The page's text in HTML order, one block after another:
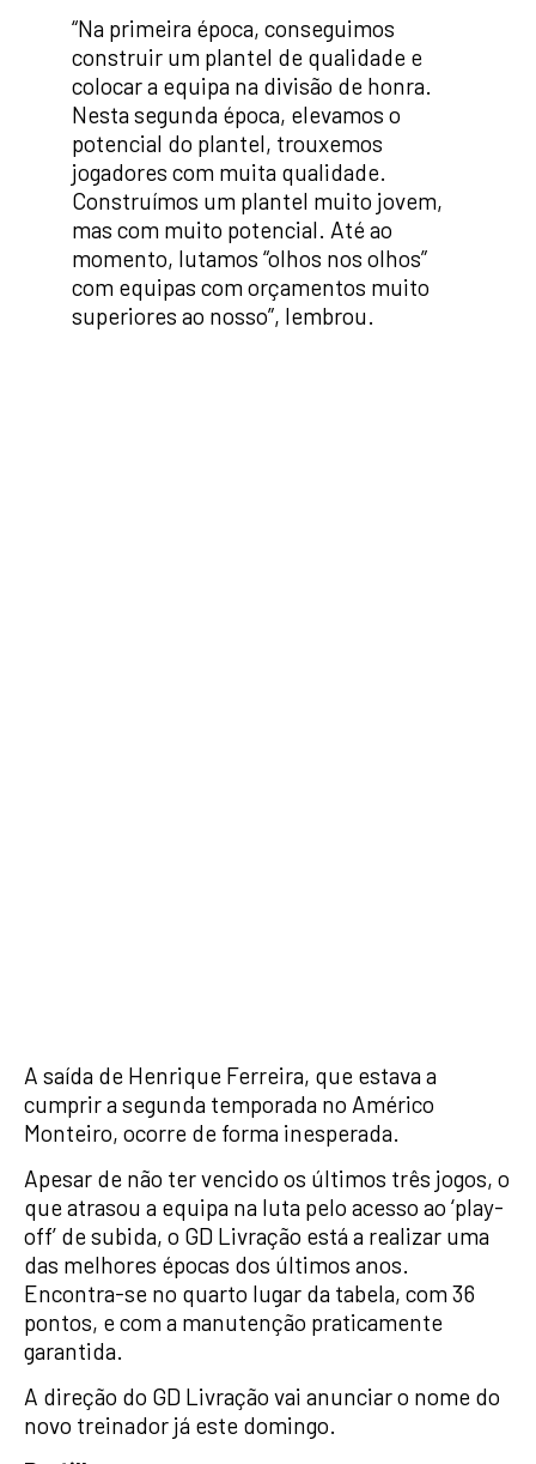
“Na primeira época, conseguimos
construir um plantel de qualidade e
colocar a equipa na divisão de honra.
Nesta segunda época, elevamos o
potencial do plantel, trouxemos
jogadores com muita qualidade.
Construímos um plantel muito jovem,
mas com muito potencial. Até ao
momento, lutamos “olhos nos olhos”
com equipas com orçamentos muito
superiores ao nosso”, lembrou.
A saída de Henrique Ferreira, que estava a
cumprir a segunda temporada no Américo
Monteiro, ocorre de forma inesperada.
Apesar de não ter vencido os últimos três jogos, o
que atrasou a equipa na luta pelo acesso ao ‘play-
off’ de subida, o GD Livração está a realizar uma
das melhores épocas dos últimos anos.
Encontra-se no quarto lugar da tabela, com 36
pontos, e com a manutenção praticamente
garantida.
A direção do GD Livração vai anunciar o nome do
novo treinador já este domingo.